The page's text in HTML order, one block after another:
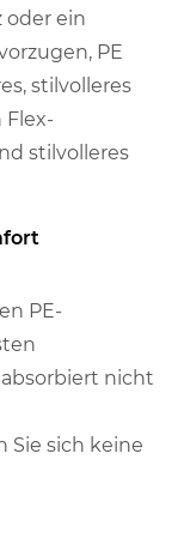
oder ein
PE
stilvolleres
Flex-
stilvolleres
PE-
nicht
Sie sich keine